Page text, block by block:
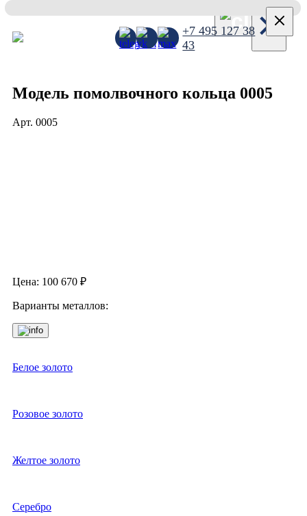
+7 495 127 38
43
Модель помолвочного кольца 0005
Арт. 0005
Цена: 100 670 ₽
Варианты металлов:
Белое золото
Розовое золото
Желтое золото
Серебро
×